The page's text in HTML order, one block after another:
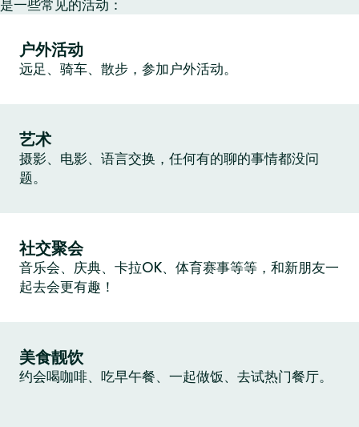
是一些常见的活动：
户外活动
远足、骑车、散步，参加户外活动。
艺术
摄影、电影、语言交换，任何有的聊的事情都没问
题。
社交聚会
音乐会、庆典、卡拉OK、体育赛事等等，和新朋友一
起去会更有趣！
美食靓饮
约会喝咖啡、吃早午餐、一起做饭、去试热门餐厅。